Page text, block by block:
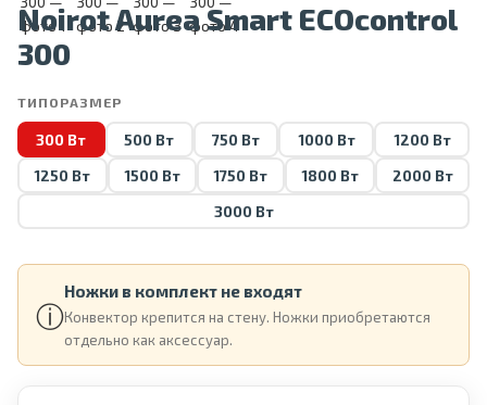
Noirot Aurea Smart ECOcontrol
300
ТИПОРАЗМЕР
300 Вт 500 Вт 750 Вт 1000 Вт
1200 Вт
1250 Вт
1500 Вт 1750 Вт 1800 Вт
2000 Вт
3000 Вт
ⓘ
Ножки в комплект не входят
Конвектор крепится на стену. Ножки приобретаются
отдельно как аксессуар.